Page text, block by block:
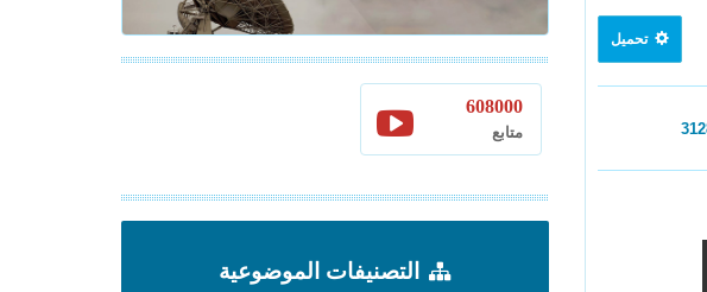
تحميل
608000
متابع
التصنيفات الموضوعية